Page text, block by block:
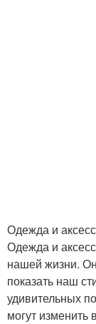
Одежда и
Одежда и
нашей жизни.
показать наш
удивительных
могут изменить